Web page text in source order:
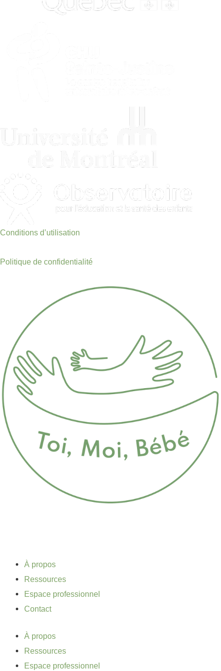
Conditions d’utilisation
Politique de confidentialité
À propos
Ressources
Espace professionnel
Contact
À propos
Ressources
Espace professionnel